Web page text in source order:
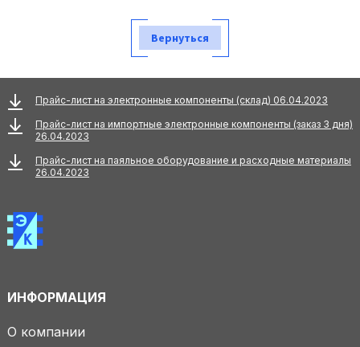
Вернуться
Прайс-лист на электронные компоненты (склад) 06.04.2023
Прайс-лист на импортные электронные компоненты (заказ 3 дня)
26.04.2023
Прайс-лист на паяльное оборудование и расходные материалы
26.04.2023
ИНФОРМАЦИЯ
О компании